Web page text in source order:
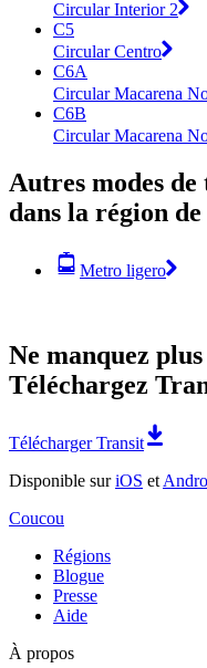
Circular Interior 2
C5
Circular Centro
C6A
Circular Macarena
C6B
Circular Macarena
Autres modes
dans la région
Metro ligero
Ne manquez
Téléchargez
Télécharger Transit
Disponible suriOS et
Coucou
Régions
Blogue
Presse
Aide
À propos